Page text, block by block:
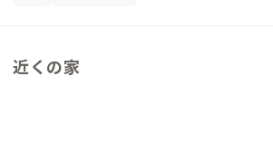
近くの家